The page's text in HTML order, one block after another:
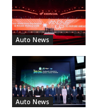
Auto News
Auto News